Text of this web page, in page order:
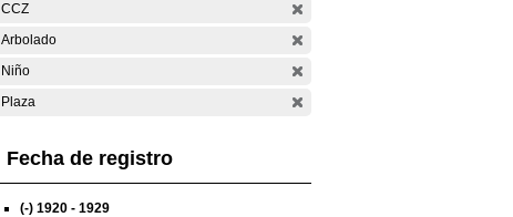
CCZ
Arbolado
Niño
Plaza
Fecha de registro
(-) 1920 - 1929